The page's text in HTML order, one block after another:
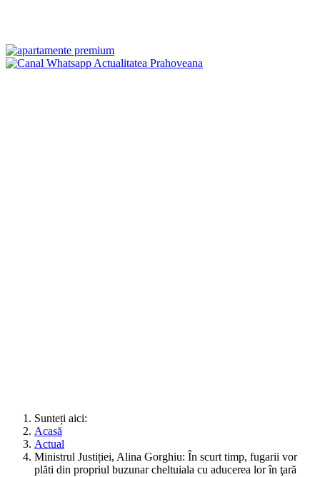
Sunteți aici:
Acasă
Actual
Ministrul Justiției, Alina Gorghiu: În scurt timp, fugarii vor
plăti din propriul buzunar cheltuiala cu aducerea lor în ţară